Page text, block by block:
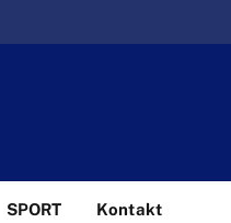
SPORT Kontakt